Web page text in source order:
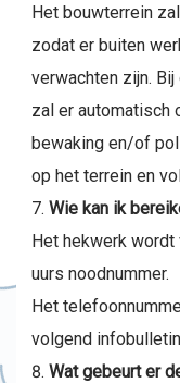
Het bouwterrein
zodat er buiten
verwachten zijn.
zal er automatisch
bewaking en/of
op het terrein en
Wie kan ik
Het hekwerk
uurs noodnummer.
Het
volgend
Wat gebeurt er